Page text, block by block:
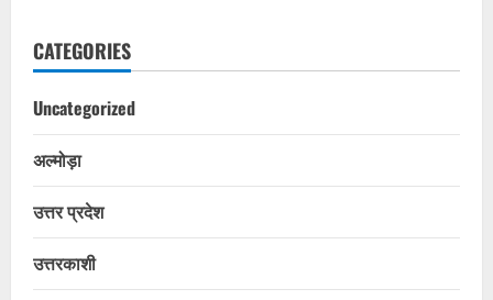
CATEGORIES
Uncategorized
अल्मोड़ा
उत्तर प्रदेश
उत्तरकाशी